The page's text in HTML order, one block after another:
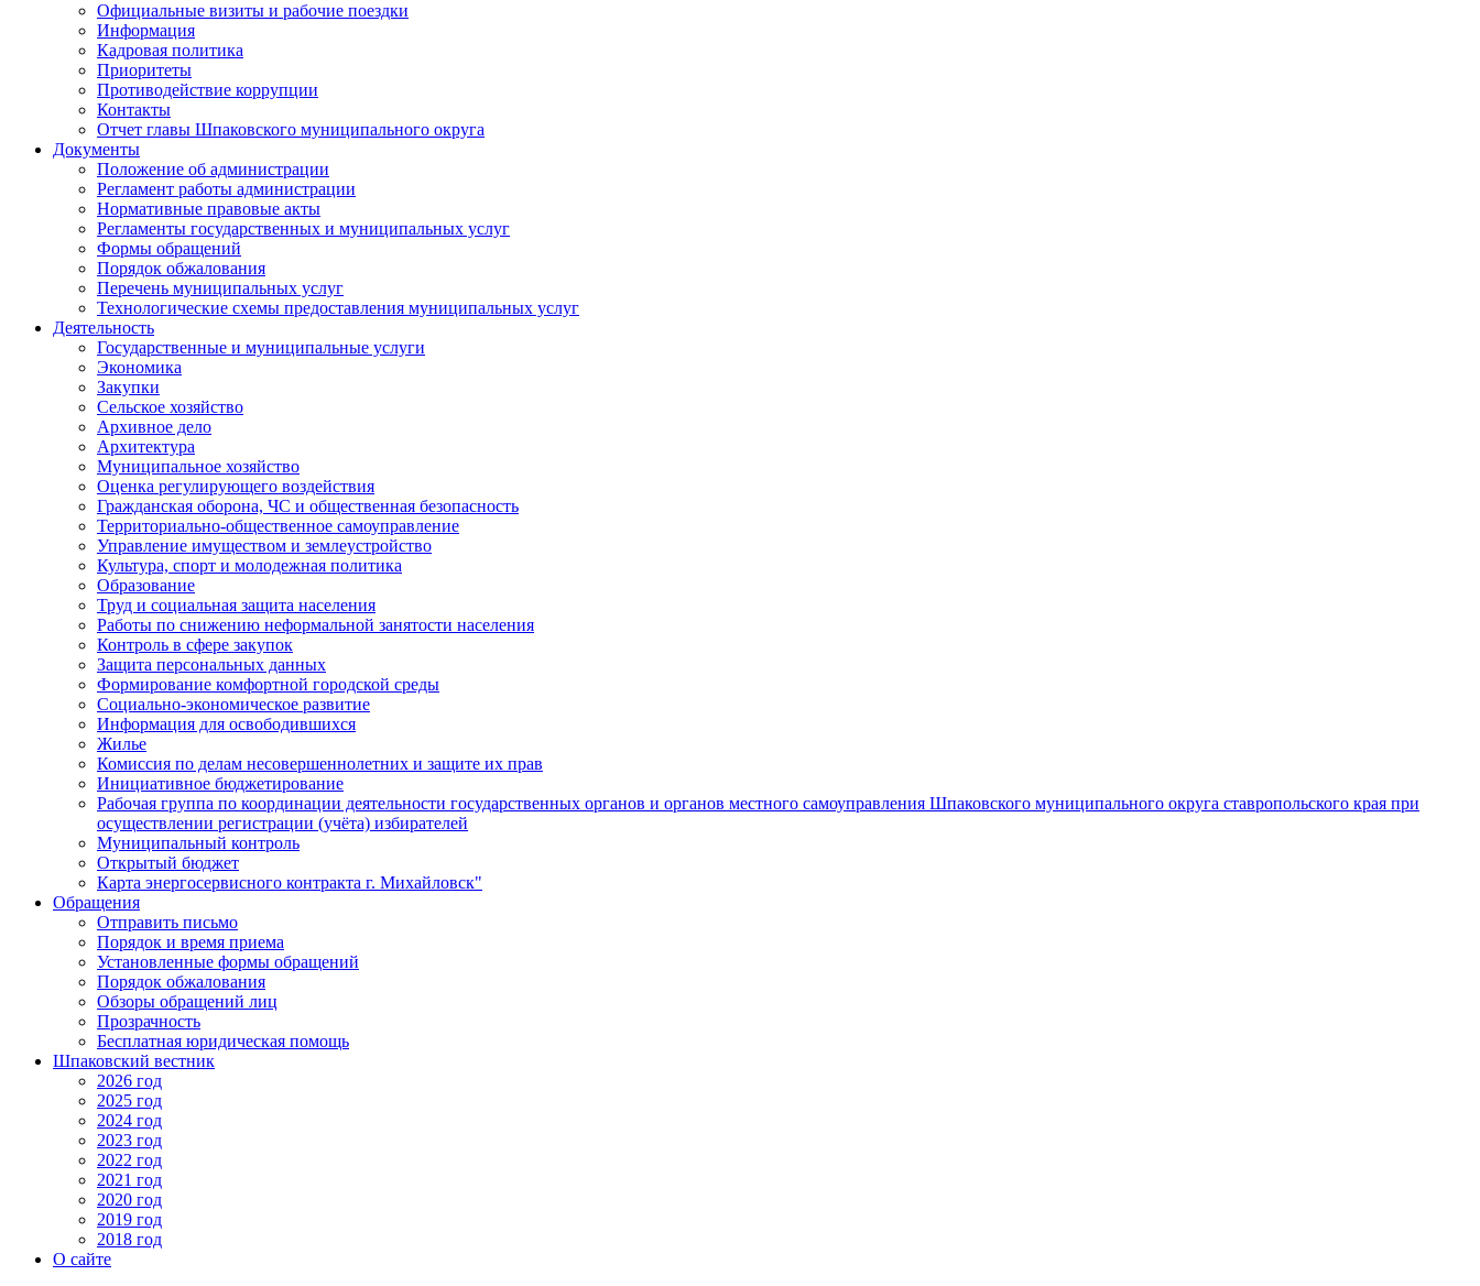
Официальные визиты и рабочие поездки
Информация
Кадровая политика
Приоритеты
Противодействие коррупции
Контакты
Отчет главы Шпаковского муниципального округа
Документы
Положение об администрации
Регламент работы администрации
Нормативные правовые акты
Регламенты государственных и муниципальных услуг
Формы обращений
Порядок обжалования
Перечень муниципальных услуг
Технологические схемы предоставления муниципальных услуг
Деятельность
Государственные и муниципальные услуги
Экономика
Закупки
Сельское хозяйство
Архивное дело
Архитектура
Муниципальное хозяйство
Оценка регулирующего воздействия
Гражданская оборона, ЧС и общественная безопасность
Территориально-общественное самоуправление
Управление имуществом и землеустройство
Культура, спорт и молодежная политика
Образование
Труд и социальная защита населения
Работы по снижению неформальной занятости населения
Контроль в сфере закупок
Защита персональных данных
Формирование комфортной городской среды
Социально-экономическое развитие
Информация для освободившихся
Жилье
Комиссия по делам несовершеннолетних и защите их прав
Инициативное бюджетирование
Рабочая группа по координации деятельности государственных органов и органов местного самоуправления Шпаковского муниципального округа ставропольского края при
осуществлении регистрации (учёта) избирателей
Муниципальный контроль
Открытый бюджет
Карта энергосервисного контракта г. Михайловск"
Обращения
Отправить письмо
Порядок и время приема
Установленные формы обращений
Порядок обжалования
Обзоры обращений лиц
Прозрачность
Бесплатная юридическая помощь
Шпаковский вестник
2026 год
2025 год
2024 год
2023 год
2022 год
2021 год
2020 год
2019 год
2018 год
О сайте